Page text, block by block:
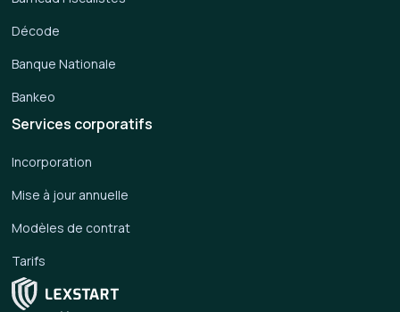
Services corporatifs
Incorporation
Mise à jour annuelle
Modèles de contrat
Tarifs
Décode
Banque Nationale
Bankeo